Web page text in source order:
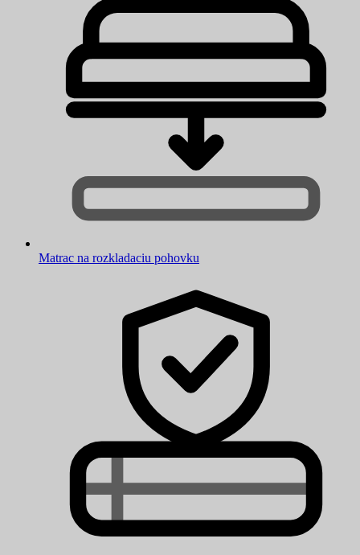
Matrac na rozkladaciu pohovku